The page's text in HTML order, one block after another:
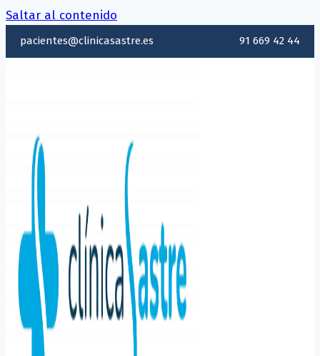
Saltar al contenido
pacientes@clinicasastre.es 91 669 42 44